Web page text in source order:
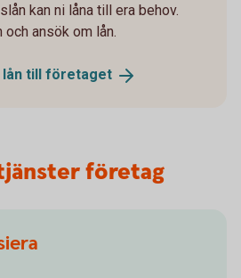
kan ni låna till era behov.
och ansök om lån.
lån till företaget
företag